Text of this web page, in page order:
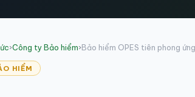
›Công ty Bảo hiểm›Bảo hiểm OPES tiên phong
HIỂM